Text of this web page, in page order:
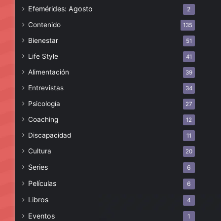
Efemérides: Agosto 2
Contenido 135
Bienestar 51
Life Style 41
Alimentación 39
Entrevistas 34
Psicología 27
Coaching 12
Discapacidad 11
Cultura 20
Series 6
Películas 6
Libros 4
Eventos 1